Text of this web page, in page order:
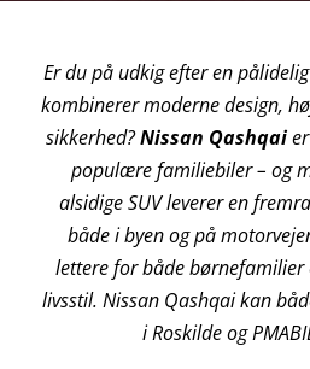
Er du på udkig efter en
kombinerer moderne design,
sikkerhed?Nissan Qashqaier
populære familiebiler – og
alsidige SUV leverer en
både i byen og på
lettere for både børnefamilier
livsstil. Nissan Qashqai kan
i Roskilde og